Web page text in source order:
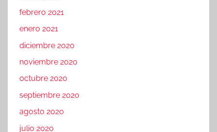
febrero 2021
enero 2021
diciembre 2020
noviembre 2020
octubre 2020
septiembre 2020
agosto 2020
julio 2020